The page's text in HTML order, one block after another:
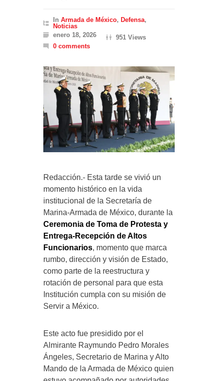
In Armada de México, Defensa,
Noticias
enero 18, 2026
951 Views
0 comments
Redacción.- Esta tarde se vivió un
momento histórico en la vida
institucional de la Secretaría de
Marina-Armada de México, durante la
Ceremonia de Toma de Protesta y
Entrega-Recepción de Altos
Funcionarios, momento que marca
rumbo, dirección y visión de Estado,
como parte de la reestructura y
rotación de personal para que esta
Institución cumpla con su misión de
Servir a México.
Este acto fue presidido por el
Almirante Raymundo Pedro Morales
Ángeles, Secretario de Marina y Alto
Mando de la Armada de México quien